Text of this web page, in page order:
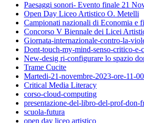
Paesaggi sonori- Evento finale 21
Open Day Liceo Artistico O. Metelli
Campionati nazionali di Economia e
Concorso V Biennale dei Licei
Giornata-internazionale-contro-la-
Dont-touch-my-mind-senso-critico-e-
New-desig ri-configurare lo spazio
Trame Cucite
Martedi-21-novembre-2023-ore-11-
Critical Media Literacy
corso-cloud-computing
presentazione-del-libro-del-prof-don-
scuola-futura
open day liceo artistico